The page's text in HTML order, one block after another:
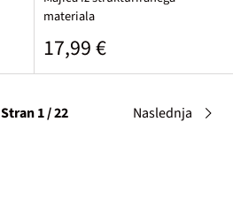
materiala
Običajna cena
17,99 €
Stran 1 / 22 Naslednja